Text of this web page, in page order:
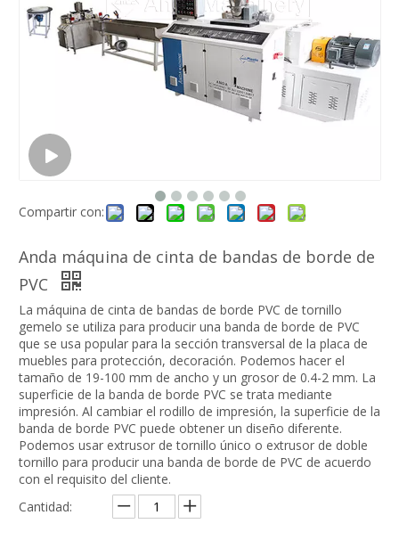
Compartir con:
Anda máquina de cinta de bandas de borde de
PVC
La máquina de cinta de bandas de borde PVC de tornillo
gemelo se utiliza para producir una banda de borde de PVC
que se usa popular para la sección transversal de la placa de
muebles para protección, decoración. Podemos hacer el
tamaño de 19-100 mm de ancho y un grosor de 0.4-2 mm. La
superficie de la banda de borde PVC se trata mediante
impresión. Al cambiar el rodillo de impresión, la superficie de la
banda de borde PVC puede obtener un diseño diferente.
Podemos usar extrusor de tornillo único o extrusor de doble
tornillo para producir una banda de borde de PVC de acuerdo
con el requisito del cliente.
Cantidad: